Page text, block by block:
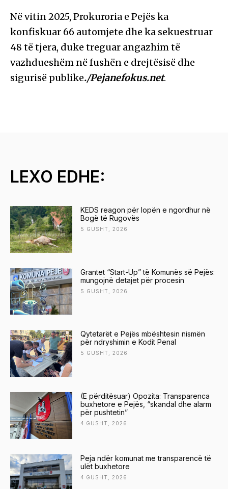
Në vitin 2025, Prokuroria e Pejës ka
konfiskuar 66 automjete dhe ka sekuestruar
48 të tjera, duke treguar angazhim të
vazhdueshëm në fushën e drejtësisë dhe
sigurisë publike./Pejanefokus.net.
LEXO EDHE:
KEDS reagon për lopën e ngordhur në
Bogë të Rugovës
5 GUSHT, 2026
Grantet “Start-Up” të Komunës së Pejës:
mungojnë detajet për procesin
5 GUSHT, 2026
Qytetarët e Pejës mbështesin nismën
për ndryshimin e Kodit Penal
5 GUSHT, 2026
(E përditësuar) Opozita: Transparenca
buxhetore e Pejës, “skandal dhe alarm
për pushtetin”
4 GUSHT, 2026
Peja ndër komunat me transparencë të
ulët buxhetore
4 GUSHT, 2026